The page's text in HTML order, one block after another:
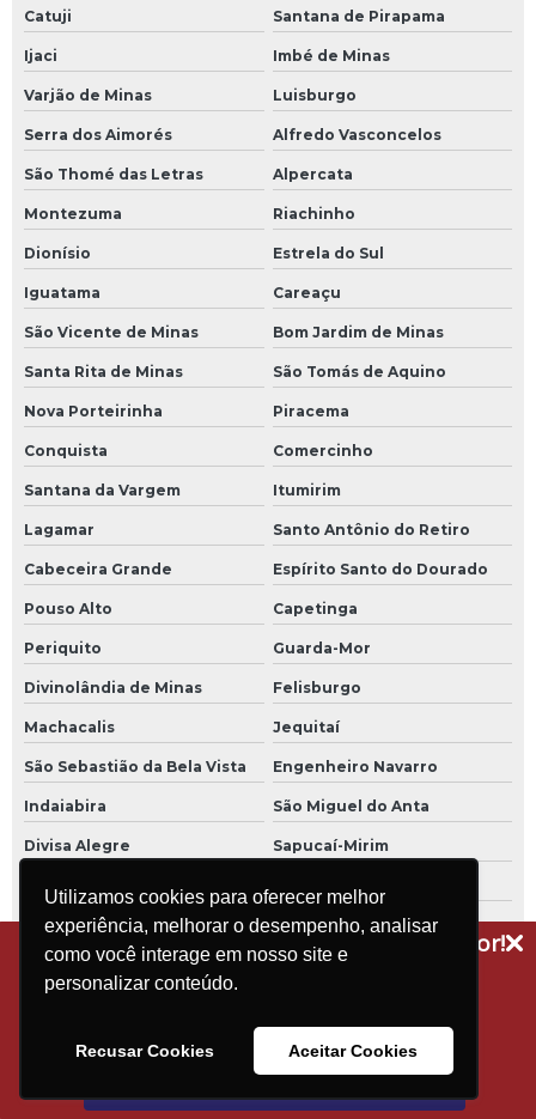
Receba dicas técnicas e novidades do setor!
Assine a nossa newsletter
Utilizamos cookies para oferecer melhor
experiência, melhorar o desempenho, analisar
como você interage em nosso site e
personalizar conteúdo.
Recusar Cookies Aceitar Cookies
Catuji Santana de Pirapama
Ijaci Imbé de Minas
Varjão de Minas Luisburgo
Serra dos Aimorés Alfredo Vasconcelos
São Thomé das Letras Alpercata
Montezuma Riachinho
Dionísio Estrela do Sul
Iguatama Careaçu
São Vicente de Minas Bom Jardim de Minas
Santa Rita de Minas São Tomás de Aquino
Nova Porteirinha Piracema
Conquista Comercinho
Santana da Vargem Itumirim
Lagamar Santo Antônio do Retiro
Cabeceira Grande Espírito Santo do Dourado
Pouso Alto Capetinga
Periquito Guarda-Mor
Divinolândia de Minas Felisburgo
Machacalis Jequitaí
São Sebastião da Bela Vista Engenheiro Navarro
Indaiabira São Miguel do Anta
Divisa Alegre Sapucaí-Mirim
Naque Palmópolis
Ibiaí Abadia dos Dourados
Inhaúma Aiuruoca
Senador Amaral Jeceaba